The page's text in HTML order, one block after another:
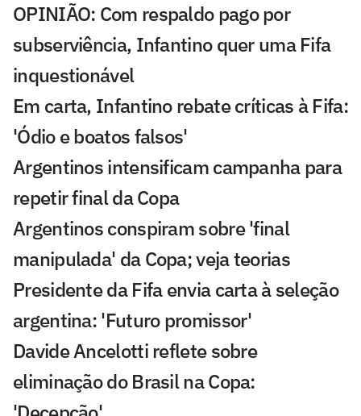
OPINIÃO: Com respaldo pago por
subserviência, Infantino quer uma Fifa
inquestionável
Em carta, Infantino rebate críticas à Fifa:
'Ódio e boatos falsos'
Argentinos intensificam campanha para
repetir final da Copa
Argentinos conspiram sobre 'final
manipulada' da Copa; veja teorias
Presidente da Fifa envia carta à seleção
argentina: 'Futuro promissor'
Davide Ancelotti reflete sobre
eliminação do Brasil na Copa: